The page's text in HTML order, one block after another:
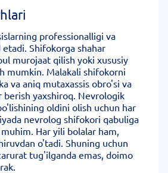
professionalligi va
Shifokorga shahar
murojaat qilish yoki xususiy
mumkin. Malakali shifokorni
va aniq mutaxassis obro'si va
yaxshiroq. Nevrologik
oldini olish uchun har
nevrolog shifokori qabuliga
Har yili bolalar ham,
o'tadi. Shuning uchun
tug'ilganda emas, doimo